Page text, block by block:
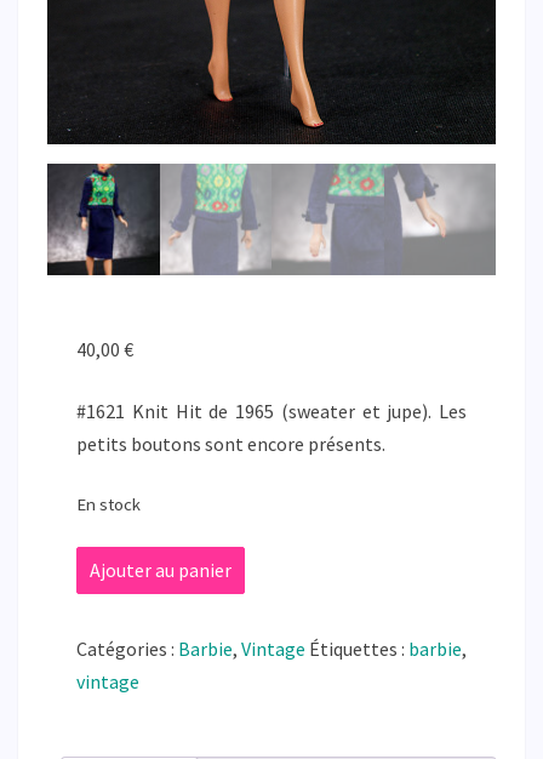
40,00 €
#1621 Knit Hit de 1965 (sweater et jupe). Les
petits boutons sont encore présents.
En stock
quantité
de
Knit
Hit
Ajouter au panier
Catégories : Barbie, Vintage Étiquettes : barbie,
vintage